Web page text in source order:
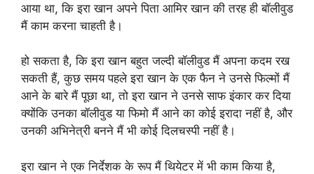
आया था, कि इरा खान अपने पिता आमिर खान की तरह ही बॉलीवुड
मैं काम करना चाहती है।
हो सकता है, कि इरा खान बहुत जल्दी बॉलीवुड मैं अपना कदम रख
सकती हैं, कुछ समय पहले इरा खान के एक फैन ने उनसे फिल्मों मैं
आने के बारे मैं पूछा था, तो इरा खान ने उनसे साफ इंकार कर दिया
क्योंकि उनका बॉलीवुड या फिमो मैं आने का कोई इरादा नहीं है, और
उनकी अभिनेत्री बनने मैं भी कोई दिलचस्पी नहीं है।
इरा खान ने एक निर्देशक के रूप मैं थियेटर में भी काम किया है,